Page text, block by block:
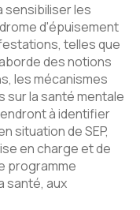
sensibiliser les
d'épuisement
telles que
des notions
les mécanismes
sur la santé mentale
à identifier
situation de SEP,
en charge et de
programme
santé, aux